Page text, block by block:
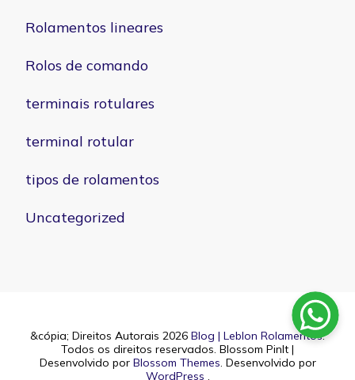
Rolamentos lineares
Rolos de comando
terminais rotulares
terminal rotular
tipos de rolamentos
Uncategorized
&cópia; Direitos Autorais 2026 Blog | Leblon Rolamentos.
Todos os direitos reservados. Blossom PinIt |
Desenvolvido por Blossom Themes. Desenvolvido por
WordPress .